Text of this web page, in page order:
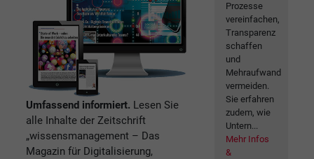
Umfassend informiert. Lesen Sie
alle Inhalte der Zeitschrift
„wissensmanagement – Das
Magazin für Digitalisierung,
Prozesse
vereinfachen,
Transparenz
schaffen
und
Mehraufwand
vermeiden.
Sie erfahren
zudem, wie
Untern...
Mehr Infos
&